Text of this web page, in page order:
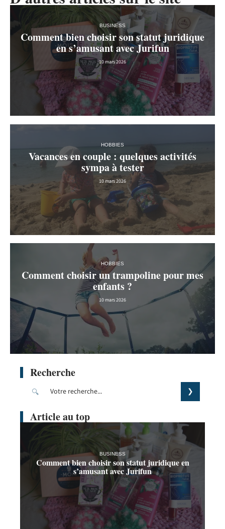
BUSINESS
Comment bien choisir son statut juridique
en s’amusant avec Jurifun
10 mars 2026
HOBBIES
Vacances en couple : quelques activités
sympa à tester
10 mars 2026
HOBBIES
Comment choisir un trampoline pour mes
enfants ?
10 mars 2026
Recherche
Article au top
BUSINESS
Comment bien choisir son statut juridique en
s’amusant avec Jurifun